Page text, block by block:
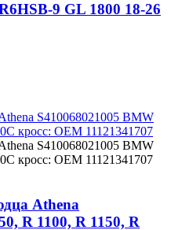
9 GL 1800 18-26
Athena
R 1100, R 1150, R